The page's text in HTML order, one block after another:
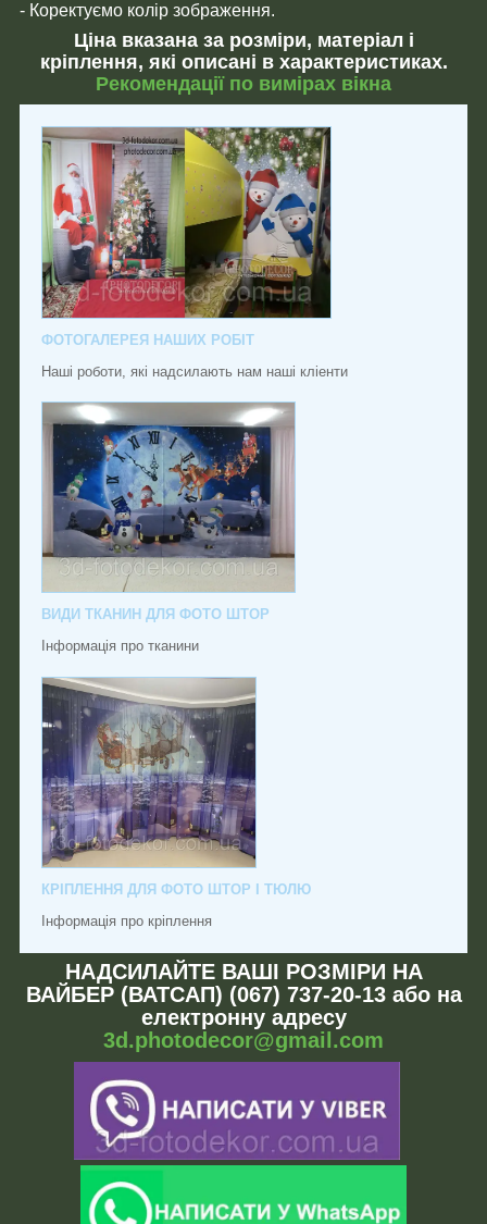
- Коректуємо колір зображення.
Ціна вказана за розміри, матеріал і
кріплення, які описані в характеристиках.
Рекомендації по вимірах вікна
ФОТОГАЛЕРЕЯ НАШИХ РОБІТ
Наші роботи, які надсилають нам наші кліенти
ВИДИ ТКАНИН ДЛЯ ФОТО ШТОР
Інформація про тканини
КРІПЛЕННЯ ДЛЯ ФОТО ШТОР І ТЮЛЮ
Інформація про кріплення
НАДСИЛАЙТЕ ВАШІ РОЗМІРИ НА
ВАЙБЕР (ВАТСАП) (067) 737-20-13 або на
електронну адресу
3d.photodecor@gmail.com